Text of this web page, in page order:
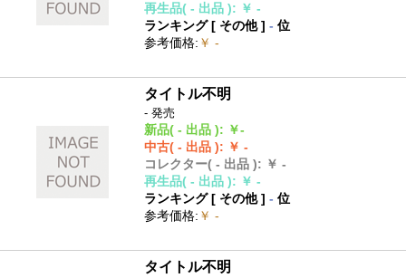
再生品( - 出品 ): ￥ -
ランキング [ その他]- 位
参考価格: ￥ -
タイトル不明
- 発売
新品( - 出品 ): ￥-
中古( - 出品 ): ￥ -
コレクター( - 出品 ): ￥ -
再生品( - 出品 ): ￥ -
ランキング [ その他]- 位
参考価格: ￥ -
タイトル不明